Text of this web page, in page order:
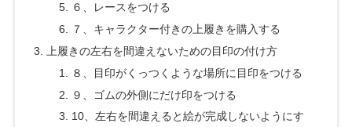
６、レースをつける
７、キャラクター付きの上履きを購入する
上履きの左右を間違えないための目印の付け方
８、目印がくっつくような場所に目印をつける
９、ゴムの外側にだけ印をつける
10、左右を間違えると絵が完成しないようにす